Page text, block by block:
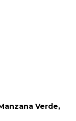
Verde,